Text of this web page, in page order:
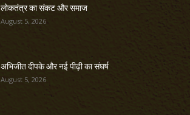
लोकतंत्र का संकट और समाज
August 5, 2026
अभिजीत दीपके और नई पीढ़ी का संघर्ष
August 5, 2026